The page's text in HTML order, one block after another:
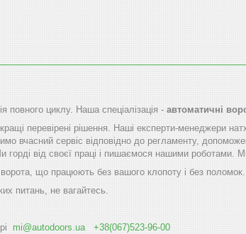
повного циклу. Наша спеціалізація - автоматичні
перевірені рішення. Наші експерти-менеджери
вчасний сервіс відповідно до регламенту,
від своєї праці і пишаємося нашими роботами.
ворота, що працюють без вашого клопоту і без поломок.
питань, не вагайтесь.
mi@autodoоrs.ua +38(067)523-96-00